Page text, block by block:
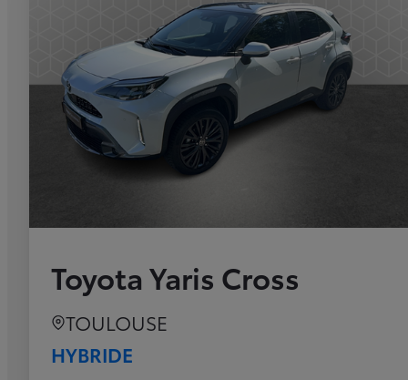
Toyota Yaris Cross
TOULOUSE
HYBRIDE